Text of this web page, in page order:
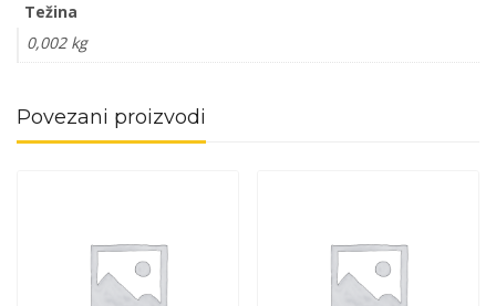
Težina
0,002 kg
Povezani proizvodi